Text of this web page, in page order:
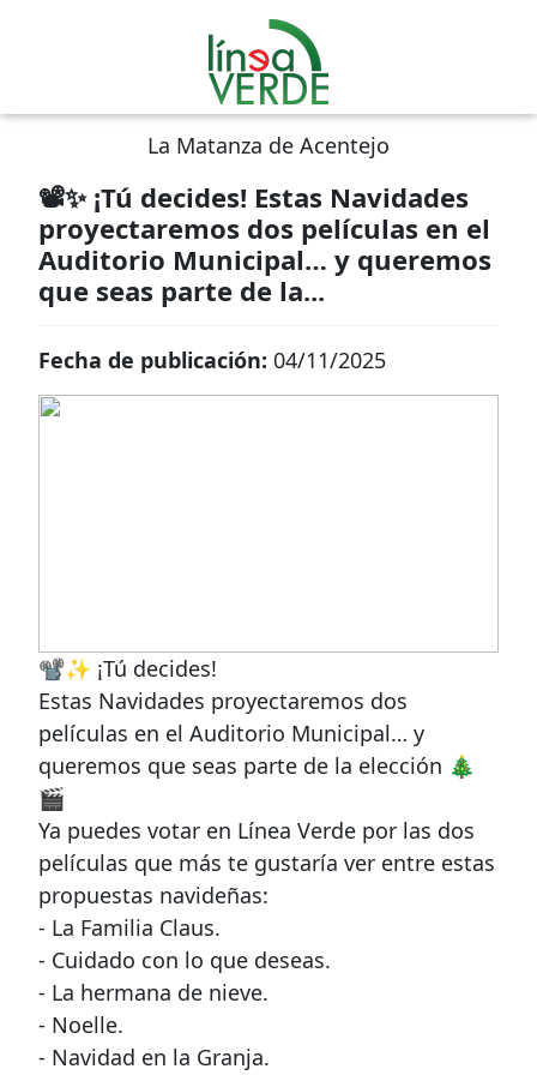
La Matanza de Acentejo
📽✨ ¡Tú decides! Estas Navidades
proyectaremos dos películas en el
Auditorio Municipal… y queremos
que seas parte de la...
Fecha de publicación: 04/11/2025
📽✨ ¡Tú decides!
Estas Navidades proyectaremos dos
películas en el Auditorio Municipal… y
queremos que seas parte de la elección 🎄
🎬
Ya puedes votar en Línea Verde por las dos
películas que más te gustaría ver entre estas
propuestas navideñas:
- La Familia Claus.
- Cuidado con lo que deseas.
- La hermana de nieve.
- Noelle.
- Navidad en la Granja.